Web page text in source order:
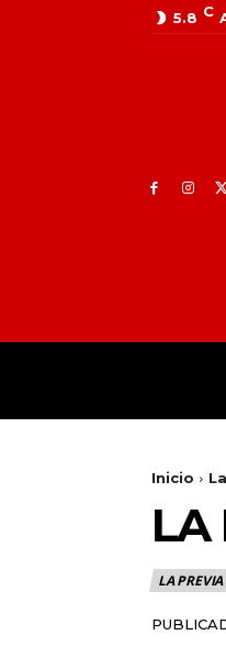
5.8 C
Inicio
LA
LA PREVIA